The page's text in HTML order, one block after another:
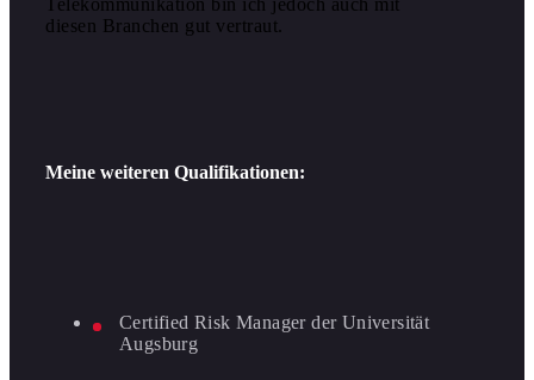
diesen Branchen gut vertraut.
Meine weiteren Qualifikationen:
Certified Risk Manager der Universität
Augsburg